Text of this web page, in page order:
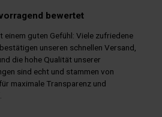
bewertet
einem guten Gefühl: Viele zufriedene
unseren schnellen Versand,
die hohe Qualität unserer
sind echt und stammen von
maximale Transparenz und